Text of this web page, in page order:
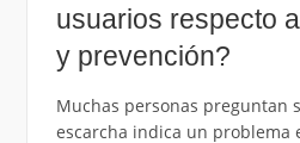
usuarios respecto
y prevención?
Muchas personas preguntan
escarcha indica un problema